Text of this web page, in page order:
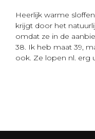
Heerlijk warme
krijgt door het
omdat ze in de
38. Ik heb maat 39,
ook. Ze lopen nl. erg